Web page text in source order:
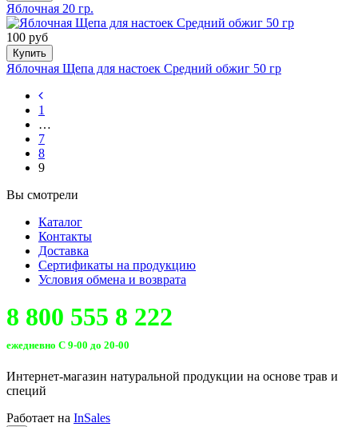
Яблочная 20 гр.
100 руб
Купить
Яблочная Щепа для настоек Средний обжиг 50 гр
1
…
7
8
9
Вы смотрели
Каталог
Контакты
Доставка
Сертификаты на продукцию
Условия обмена и возврата
8 800 555 8 222
ежедневно С 9-00 до 20-00
Интернет-магазин натуральной продукции на основе трав и
специй
Работает на InSales